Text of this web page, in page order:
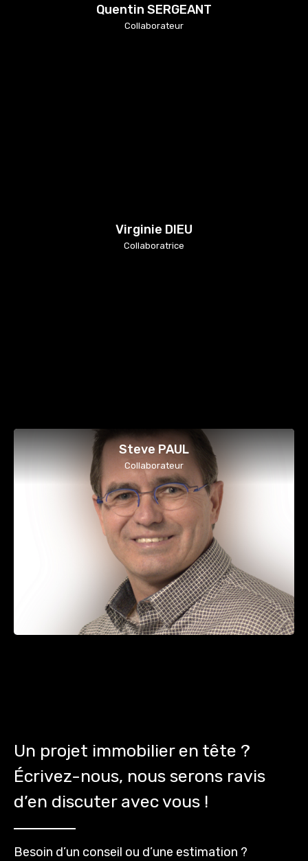
Quentin SERGEANT
Collaborateur
Virginie DIEU
Collaboratrice
Steve PAUL
Collaborateur
Un projet immobilier en tête ?
Écrivez-nous, nous serons ravis
d’en discuter avec vous !
Besoin d’un conseil ou d’une estimation ?